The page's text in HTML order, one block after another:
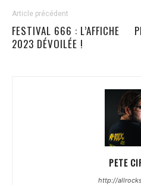
Article précédent
FESTIVAL 666 : L’AFFICHE
2023 DÉVOILÉE !
PETE
http://